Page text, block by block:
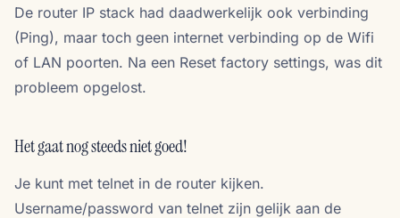
De router IP stack had daadwerkelijk ook verbinding
(Ping), maar toch geen internet verbinding op de Wifi
of LAN poorten. Na een Reset factory settings, was dit
probleem opgelost.
Het gaat nog steeds niet goed!
Je kunt met telnet in de router kijken.
Username/password van telnet zijn gelijk aan de